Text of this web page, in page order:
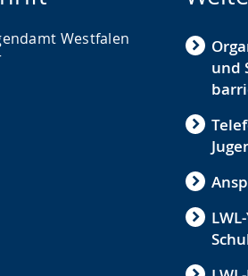
Westfalen
und